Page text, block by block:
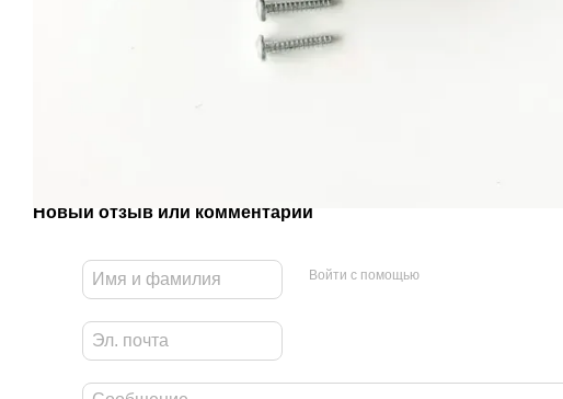
Новый отзыв или комментарий
Войти с помощью